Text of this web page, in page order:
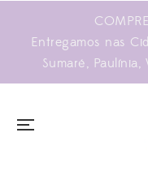
Entregamos nas
Sumaré,